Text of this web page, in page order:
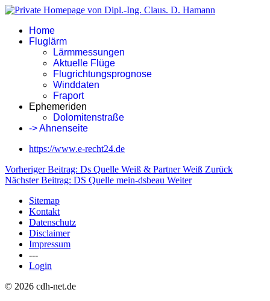
Home
Fluglärm
Lärmmessungen
Aktuelle Flüge
Flugrichtungsprognose
Winddaten
Fraport
Ephemeriden
Dolomitenstraße
-> Ahnenseite
https://www.e-recht24.de
Vorheriger Beitrag: Ds Quelle Weiß & Partner Weiß Zurück
Nächster Beitrag: DS Quelle mein-dsbeau Weiter
Sitemap
Kontakt
Datenschutz
Disclaimer
Impressum
---
Login
© 2026 cdh-net.de